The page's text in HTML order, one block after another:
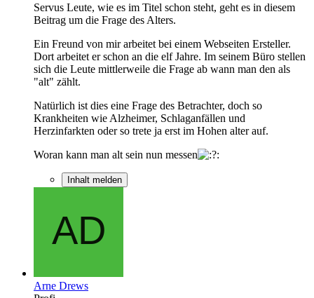
Servus Leute, wie es im Titel schon steht, geht es in diesem
Beitrag um die Frage des Alters.
Ein Freund von mir arbeitet bei einem Webseiten Ersteller.
Dort arbeitet er schon an die elf Jahre. Im seinem Büro stellen
sich die Leute mittlerweile die Frage ab wann man den als
"alt" zählt.
Natürlich ist dies eine Frage des Betrachter, doch so
Krankheiten wie Alzheimer, Schlaganfällen und
Herzinfarkten oder so trete ja erst im Hohen alter auf.
Woran kann man alt sein nun messen
Inhalt melden
Arne Drews